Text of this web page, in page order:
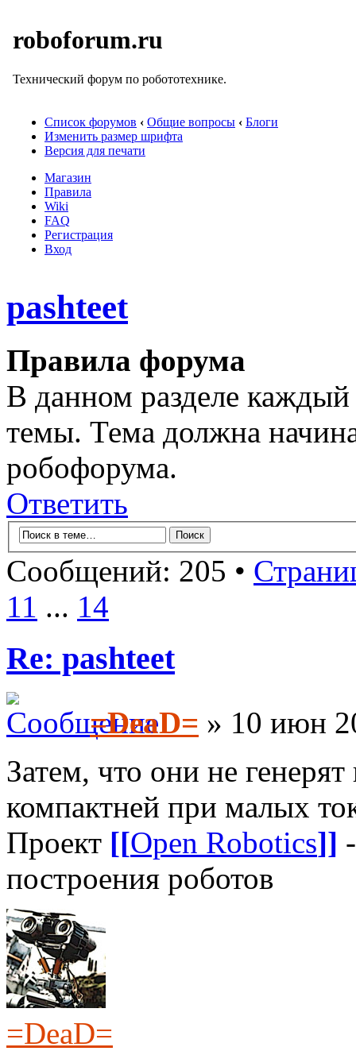
roboforum.ru
Технический форум по робототехнике.
Список форумов ‹ Общие вопросы ‹ Блоги
Изменить размер шрифта
Версия для печати
Магазин
Правила
Wiki
FAQ
Регистрация
Вход
pashteet
Правила форума
В данном разделе
темы. Тема должна
робофорума.
Ответить
Сообщений: 205 •
11 ... 14
Re: pashteet
=DeaD= » 10 июн
Затем, что они не
компактней при малых
Проект [[Open Robotics]]
построения роботов
=DeaD=